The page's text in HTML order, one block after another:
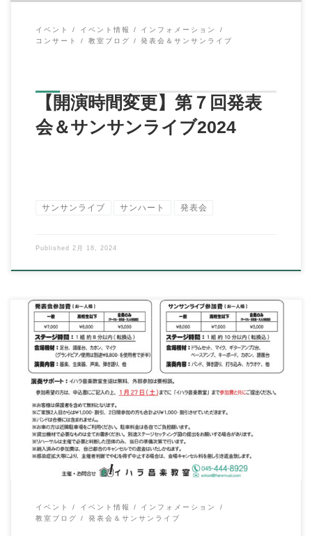
イベント イベント情報
インフォメーション
コンサート
教室ブログ 発表会＆サンサンライブ
【開演時間変更】第７回発表
会＆サンサンライブ2024
サンサンライブ サンハート 発表会
Published 2月 18, 2024
今年もよろしくお願いいたします。 新年早々、時間帯進入禁止
に気付かず、十数年ぶりに待ち構えていたパト […]
イベント イベント情報
インフォメーション
教室ブログ
発表会＆サンサンライブ